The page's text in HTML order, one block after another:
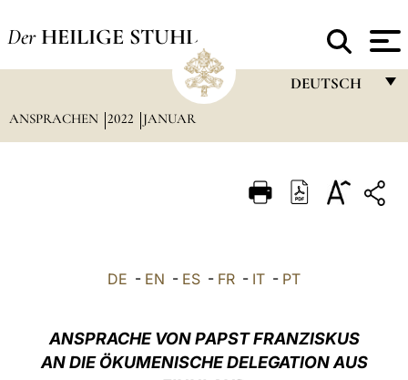
Der HEILIGE STUHL
DEUTSCH
ITALIANO
POLSKI
العربيّة
ANSPRACHEN 2022 JANUAR
DE - EN - ES - FR - IT - PT
ANSPRACHE VON PAPST FRANZISKUS
AN DIE ÖKUMENISCHE DELEGATION AUS